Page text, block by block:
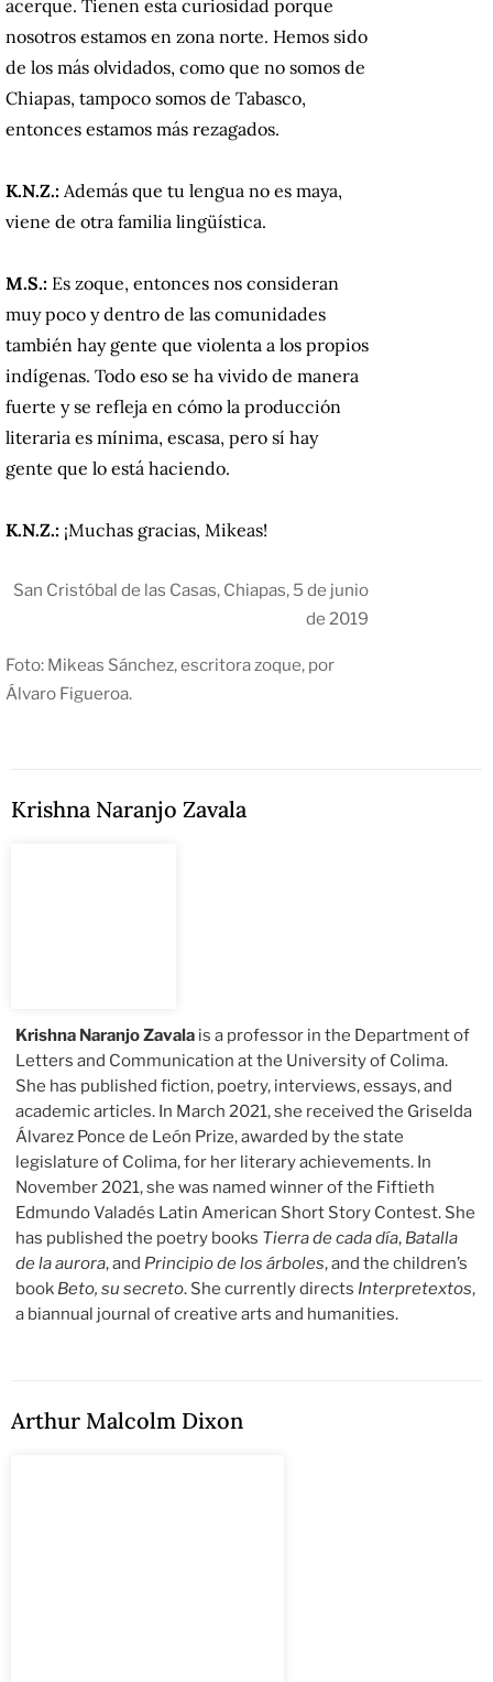
acerque. Tienen esta curiosidad porque
nosotros estamos en zona norte. Hemos sido
de los más olvidados, como que no somos de
Chiapas, tampoco somos de Tabasco,
entonces estamos más rezagados.
K.N.Z.: Además que tu lengua no es maya,
viene de otra familia lingüística.
M.S.: Es zoque, entonces nos consideran
muy poco y dentro de las comunidades
también hay gente que violenta a los propios
indígenas. Todo eso se ha vivido de manera
fuerte y se refleja en cómo la producción
literaria es mínima, escasa, pero sí hay
gente que lo está haciendo.
K.N.Z.: ¡Muchas gracias, Mikeas!
San Cristóbal de las Casas, Chiapas, 5 de junio
de 2019
Foto: Mikeas Sánchez, escritora zoque, por
Álvaro Figueroa.
Krishna Naranjo Zavala
Krishna Naranjo Zavala is a professor in the Department of
Letters and Communication at the University of Colima.
She has published fiction, poetry, interviews, essays, and
academic articles. In March 2021, she received the Griselda
Álvarez Ponce de León Prize, awarded by the state
legislature of Colima, for her literary achievements. In
November 2021, she was named winner of the Fiftieth
Edmundo Valadés Latin American Short Story Contest. She
has published the poetry books Tierra de cada día, Batalla
de la aurora, and Principio de los árboles, and the children’s
book Beto, su secreto. She currently directs Interpretextos,
a biannual journal of creative arts and humanities.
Arthur Malcolm Dixon